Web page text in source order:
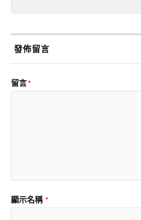
發佈留言
留言*
顯示名稱 *